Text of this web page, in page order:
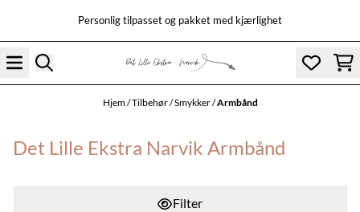
Hopp til innholdPersonlig tilpasset og pakket med kjærlighet
Hjem/Tilbehør/Smykker/Armbånd
Det Lille Ekstra Narvik Armbånd
Filter